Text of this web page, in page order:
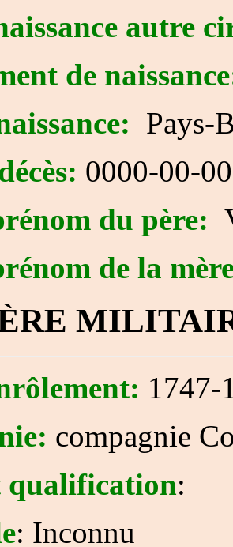
autre
de
Pays-
0000-00-00
du père:
de la
1747-
compagnie
qualification:
: Inconnu